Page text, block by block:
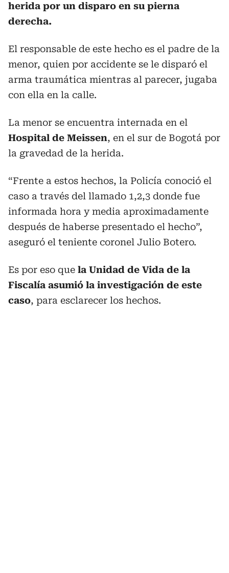
herida por un disparo en su pierna
derecha.
El responsable de este hecho es el padre de la
menor, quien por accidente se le disparó el
arma traumática mientras al parecer, jugaba
con ella en la calle.
La menor se encuentra internada en el
Hospital de Meissen, en el sur de Bogotá por
la gravedad de la herida.
“Frente a estos hechos, la Policía conoció el
caso a través del llamado 1,2,3 donde fue
informada hora y media aproximadamente
después de haberse presentado el hecho”,
aseguró el teniente coronel Julio Botero.
Es por eso que la Unidad de Vida de la
Fiscalía asumió la investigación de este
caso, para esclarecer los hechos.